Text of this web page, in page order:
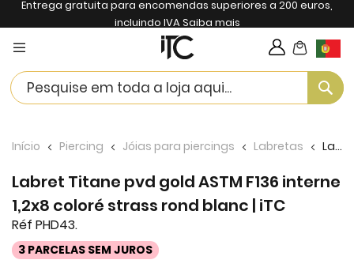
Entrega gratuita para encomendas superiores a 200 euros,
incluindo IVASaiba mais
My Cart
Início Piercing Jóias para piercings Labretas Labret Titane pvd gold ASTM F136 interne 1,2x8 coloré strass rond blanc | iTC
Labret Titane pvd gold ASTM F136 interne
1,2x8 coloré strass rond blanc | iTC
Réf PHD43.
3 PARCELAS SEM JUROS